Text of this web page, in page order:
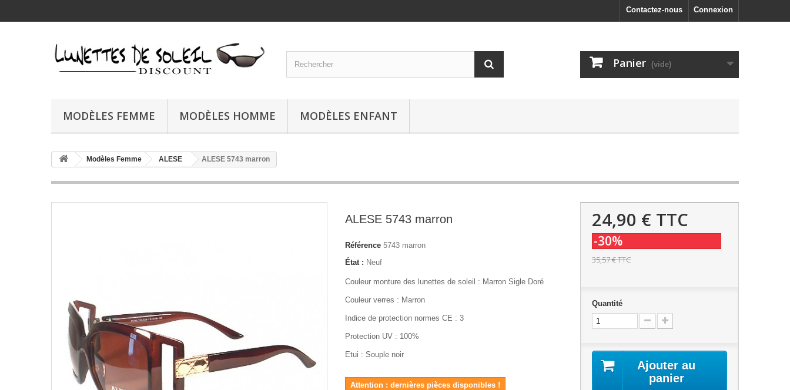
Connexion
Contactez-nous
Panier (vide)
MODÈLES FEMME MODÈLES HOMME MODÈLES ENFANT
Modèles Femme ALESE ALESE 5743 marron
ALESE 5743 marron
Référence 5743 marron
État : Neuf
Couleur monture des lunettes de soleil : Marron Sigle Doré
Couleur verres : Marron
Indice de protection normes CE : 3
Protection UV : 100%
Etui : Souple noir
Attention : dernières pièces disponibles !
24,90 € TTC
-30%
35,57 €TTC
Quantité
Ajouter au
panier